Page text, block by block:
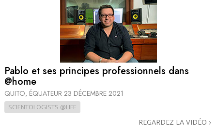
Pablo et ses principes professionnels dans
@home
QUITO, ÉQUATEUR 23 DÉCEMBRE 2021
SCIENTOLOGISTS @LIFE
REGARDEZ LA VIDÉO